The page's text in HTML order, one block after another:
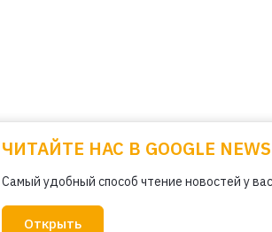
ЧИТАЙТЕ НАС В GOOGLE NEWS
Самый удобный способ чтение новостей у
Открыть